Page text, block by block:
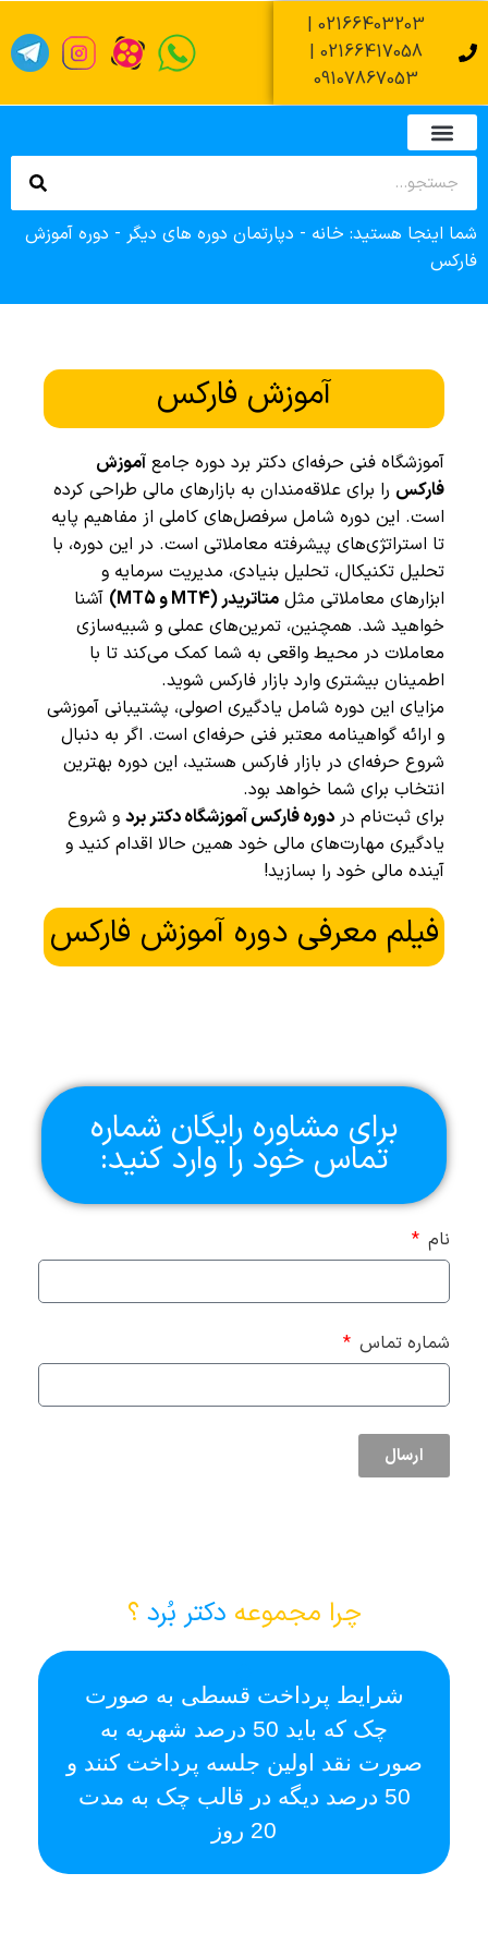
02166403203 |
02166417058 |
09107867053
شما اینجا هستید: خانه - دپارتمان دوره های دیگر - دوره آموزش
فارکس
آموزش فارکس
آموزشگاه فنی حرفه‌ای دکتر برد دوره جامع آموزش
فارکس را برای علاقه‌مندان به بازارهای مالی طراحی کرده
است. این دوره شامل سرفصل‌های کاملی از مفاهیم پایه
تا استراتژی‌های پیشرفته معاملاتی است. در این دوره، با
تحلیل تکنیکال، تحلیل بنیادی، مدیریت سرمایه و
ابزارهای معاملاتی مثل متاتریدر (MT4 و MT5)
آشنا
خواهید شد. همچنین، تمرین‌های عملی و شبیه‌سازی
معاملات در محیط واقعی به شما کمک می‌کند تا با
اطمینان بیشتری وارد بازار فارکس شوید.
مزایای این دوره شامل یادگیری اصولی، پشتیبانی آموزشی
و ارائه گواهینامه معتبر فنی حرفه‌ای است. اگر به دنبال
شروع حرفه‌ای در بازار فارکس هستید، این دوره بهترین
انتخاب برای شما خواهد بود.
برای ثبت‌نام در دوره فارکس آموزشگاه دکتر برد و شروع
یادگیری مهارت‌های مالی خود همین حالا اقدام کنید و
آینده مالی خود را بسازید!
فیلم معرفی دوره آموزش فارکس
برای مشاوره رایگان شماره
تماس خود را وارد کنید:
نام
شماره تماس
ارسال
چرا مجموعه دکتر بُرد ؟
شرایط پرداخت قسطی به صورت
چک که باید 50 درصد شهریه به
صورت نقد اولین جلسه پرداخت کنند و
50 درصد دیگه در قالب چک به مدت
20 روز